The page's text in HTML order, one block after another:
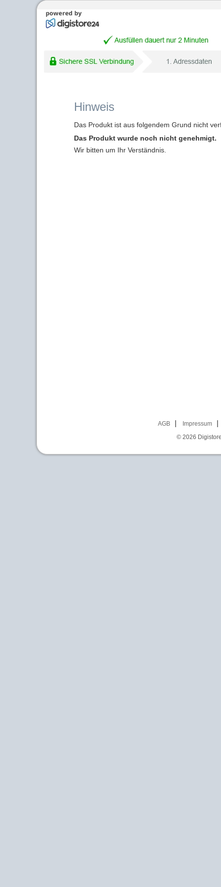
Hinweis
Das Produkt ist aus folgendem Grund nicht
Das Produkt wurde noch nicht genehmigt.
Wir bitten um Ihr Verständnis.
AGB
Impressum
© 2026